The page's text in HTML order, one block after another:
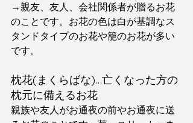
→親友、友人、会社関係者が贈るお花
のことです。お花の色は白が基調なス
タンドタイプのお花や籠のお花が多い
です。
枕花(まくらばな)…亡くなった方の
枕元に備えるお花
親族や友人がお通夜の前やお通夜に送